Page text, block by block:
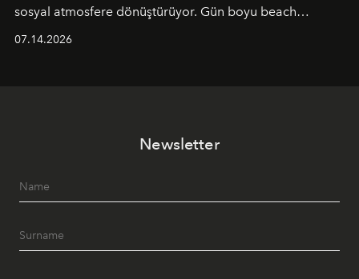
sosyal atmosfere dönüştürüyor. Gün boyu beach
geceye taşıyarak her hafta farklı bir deneyim sunuyor.
07.14.2026
Newsletter